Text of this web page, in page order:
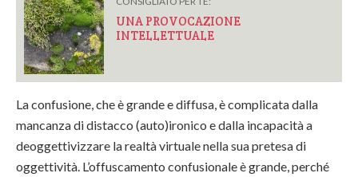
UNA PROVOCAZIONE
INTELLETTUALE
La confusione, che è grande e diffusa, è complicata dalla
mancanza di distacco (auto)ironico e dalla incapacità a
deoggettivizzare la realtà virtuale nella sua pretesa di
oggettività. L’offuscamento confusionale è grande, perché